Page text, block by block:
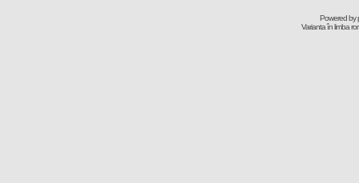
Powered by
Varianta în limba